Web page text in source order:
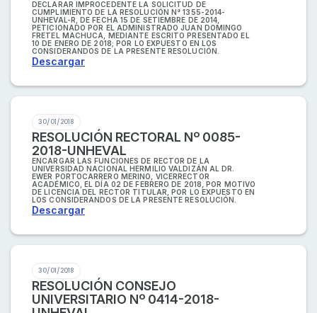
DECLARAR IMPROCEDENTE LA SOLICITUD DE
CUMPLIMIENTO DE LA RESOLUCIÓN N° 1355-2014-
UNHEVAL-R, DE FECHA 15 DE SETIEMBRE DE 2014,
PETICIONADO POR EL ADMINISTRADO JUAN DOMINGO
FRETEL MACHUCA, MEDIANTE ESCRITO PRESENTADO EL
10 DE ENERO DE 2018; POR LO EXPUESTO EN LOS
CONSIDERANDOS DE LA PRESENTE RESOLUCIÓN.
Descargar
30/01/2018
RESOLUCIÓN RECTORAL Nº 0085-
2018-UNHEVAL
ENCARGAR LAS FUNCIONES DE RECTOR DE LA
UNIVERSIDAD NACIONAL HERMILIO VALDIZÁN AL DR.
EWER PORTOCARRERO MERINO, VICERRECTOR
ACADÉMICO, EL DÍA 02 DE FEBRERO DE 2018, POR MOTIVO
DE LICENCIA DEL RECTOR TITULAR, POR LO EXPUESTO EN
LOS CONSIDERANDOS DE LA PRESENTE RESOLUCIÓN.
Descargar
30/01/2018
RESOLUCIÓN CONSEJO
UNIVERSITARIO Nº 0414-2018-